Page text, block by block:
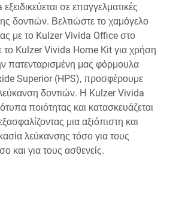
σε επαγγελματικές
δοντιών. Βελτιώστε το χαμόγελο
με το Kulzer Vivida Office στο
το Kulzer Vivida Home Kit για χρήση
πατενταρισμένη μας φόρμουλα
Superior (HPS), προσφέρουμε
δοντιών. Η Kulzer Vivida
ποιότητας και κατασκευάζεται
μια αξιόπιστη και
λεύκανσης τόσο για τους
και για τους ασθενείς.